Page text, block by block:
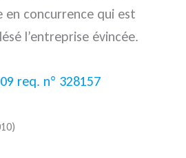
concurrence qui est
l’entreprise évincée.
req. n° 328157